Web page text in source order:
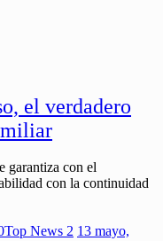
el verdadero
garantiza con el
con la continuidad
Top News 2 13 mayo,